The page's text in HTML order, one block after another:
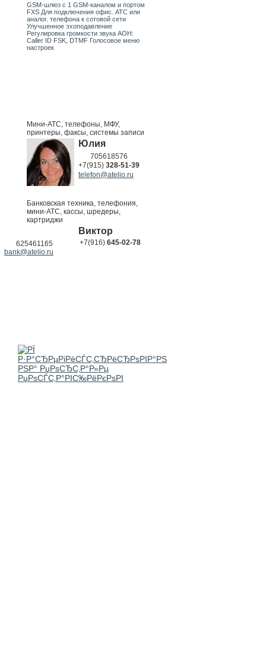
GSM-шлюз с 1 GSM-каналом и портом
FXS Для подключения офис. АТС или
аналог. телефона к сотовой сети
Улучшенное эхоподавление
Регулировка громкости звука АОН:
Caller ID FSK, DTMF Голосовое меню
настроек
Мини-АТС, телефоны, МФУ,
принтеры, факсы, системы записи
Юлия
705618576
+7(915) 328-51-39
telefon@atelio.ru
Банковская техника, телефония,
мини-АТС, кассы, шредеры,
картриджи
Виктор
625461165 +7(916) 645-02-78
bank@atelio.ru